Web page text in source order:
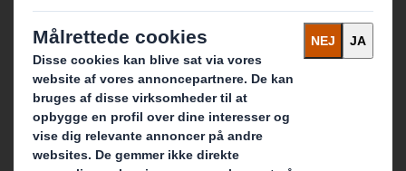
Hvem vi er
Om os
Bæredygtighed
Medier
Karriere